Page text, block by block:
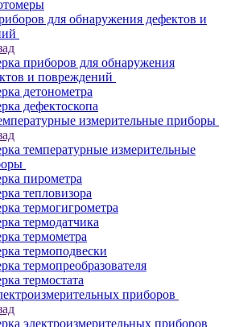
для обнаружения дефектов и
приборов для обнаружения
и повреждений
детонометра
дефектоскопа
измерительные приборы
температурные измерительные
пирометра
тепловизора
термогигрометра
термодатчика
термометра
термоподвески
термопреобразователя
термостата
приборов
электроизмерительных приборов